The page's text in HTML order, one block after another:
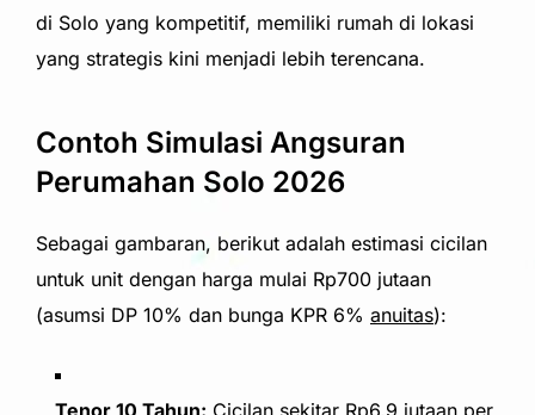
di Solo yang kompetitif, memiliki rumah di lokasi
yang strategis kini menjadi lebih terencana.
Contoh Simulasi Angsuran
Perumahan Solo 2026
Sebagai gambaran, berikut adalah estimasi cicilan
untuk unit dengan harga mulai Rp700 jutaan
(asumsi DP 10% dan bunga KPR 6% anuitas):
Tenor 10 Tahun: Cicilan sekitar Rp6,9 jutaan per